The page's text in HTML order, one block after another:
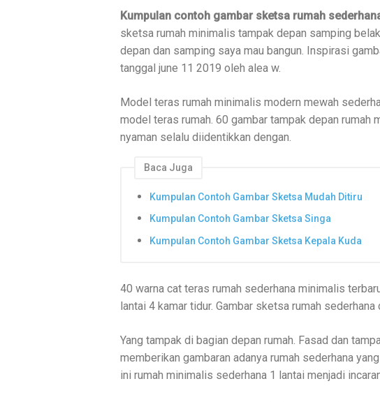
Kumpulan contoh gambar sketsa rumah
sketsa rumah minimalis tampak depan samping
depan dan samping saya mau bangun. Inspirasi
tanggal june 11 2019 oleh alea w.
Model teras rumah minimalis modern mewah
model teras rumah. 60 gambar tampak depan rumah
nyaman selalu diidentikkan dengan.
Baca Juga
Kumpulan Contoh Gambar Sketsa Mudah Ditiru
Kumpulan Contoh Gambar Sketsa Singa
Kumpulan Contoh Gambar Sketsa Kepala Kuda
40 warna cat teras rumah sederhana minimalis
lantai 4 kamar tidur. Gambar sketsa rumah
Yang tampak di bagian depan rumah. Fasad dan
memberikan gambaran adanya rumah sederhana
ini rumah minimalis sederhana 1 lantai menjadi